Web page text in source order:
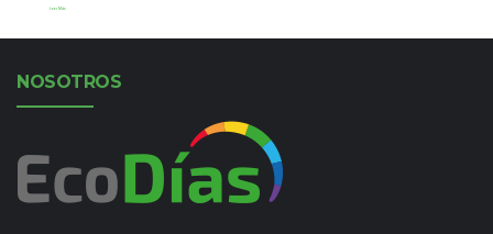
Leer Más
NOSOTROS